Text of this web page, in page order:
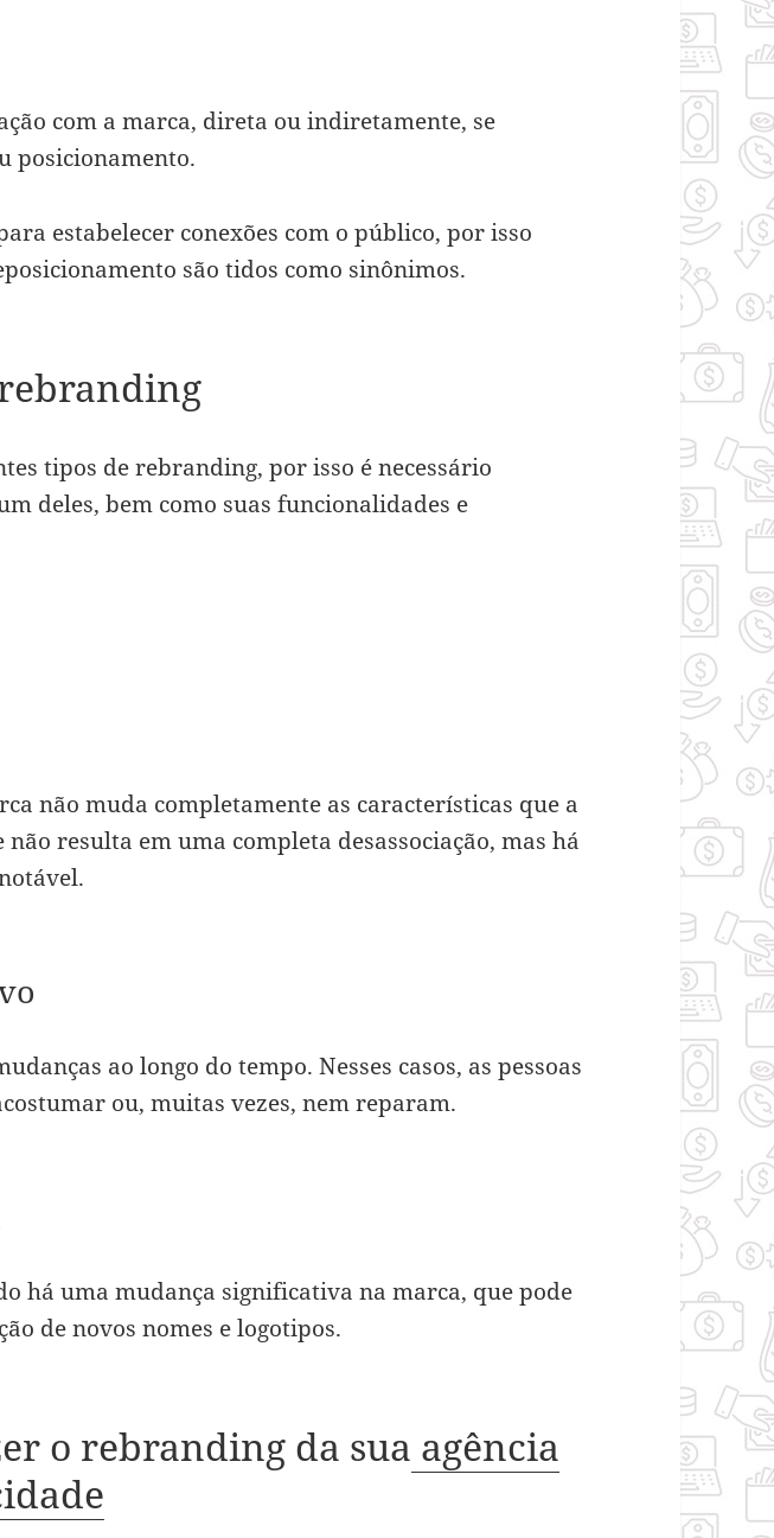
com a marca, direta ou indiretamente, se
posicionamento.
estabelecer conexões com o público, por isso
são tidos como sinônimos.
tipos de rebranding, por isso é necessário
deles, bem como suas funcionalidades e
não muda completamente as características que a
resulta em uma completa desassociação, mas há
ao longo do tempo. Nesses casos, as pessoas
ou, muitas vezes, nem reparam.
há uma mudança significativa na marca, que pode
de novos nomes e logotipos.
o rebranding da sua agência